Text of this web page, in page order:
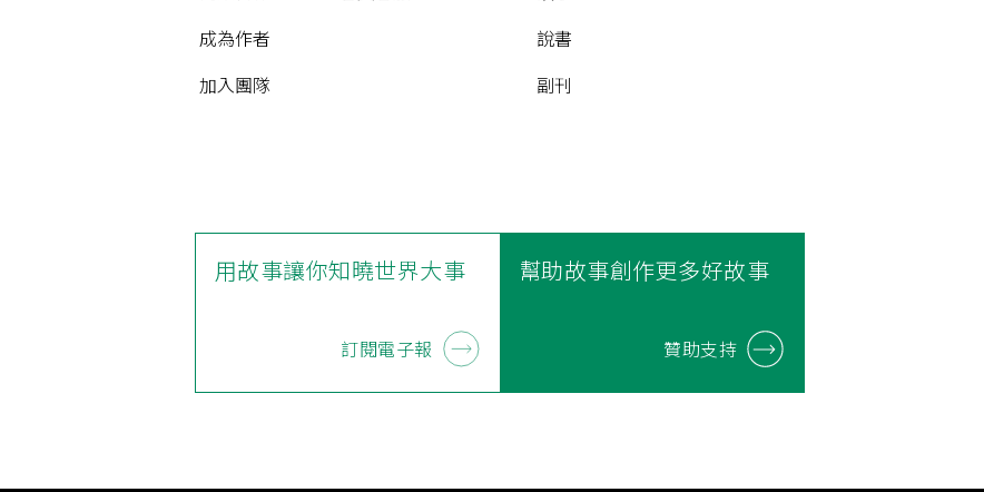
成為作者
加入團隊
說書
副刊
用故事讓你知曉世界大事
訂閱電子報
幫助故事創作更多好故事
贊助支持